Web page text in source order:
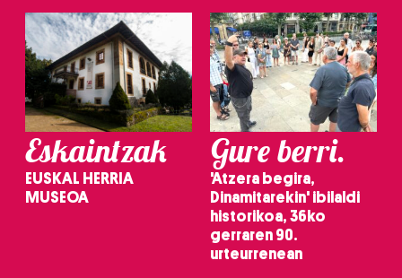
zerbitzuak hobetzeko asmoz, cookie teknologiaz
baliatzen gara. Ohar hau onartuz gero, teknologia hori
erabiltzeko baimen esplizitua ematen diguzu.Gehiago
irakurri
Eskaintzak
EUSKAL HERRIA
MUSEOA
Gure berri.
'Atzera begira,
Dinamitarekin' ibilaldi
historikoa, 36ko
gerraren 90.
urteurrenean